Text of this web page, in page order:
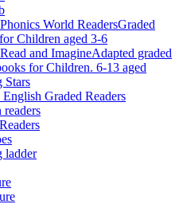
World ReadersGraded
Children aged 3-6
and ImagineAdapted graded
for Children. 6-13 aged
Stars
English Graded Readers
readers
ladder